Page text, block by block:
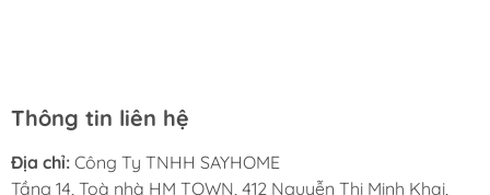
vấn đề " nhà mình" đang quan tâm cùng dịch vụ
Thông tin liên hệ
Địa chỉ: Công Ty TNHH SAYHOME
Tầng 14, Toà nhà HM TOWN, 412 Nguyễn Thị Minh Khai,